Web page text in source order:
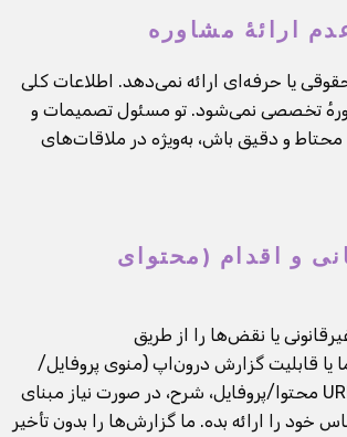
یا حرفه‌ای ارائه نمی‌دهد. اطلاعات کلی
تخصصی نمی‌شود. تو مسئول تصمیمات و
و دقیق باش، به‌ویژه در ملاقات‌های
و اقدام (محتوای
یا نقض‌ها را از طریق
یا قابلیت گزارش درون‌اپ (منوی پروفایل/
پیام‌ها) گزارش کن. URL محتوا/پروفایل، شرح، در صورت نیاز مبنای
خود را ارائه بده. ما گزارش‌ها را بدون تأخیر